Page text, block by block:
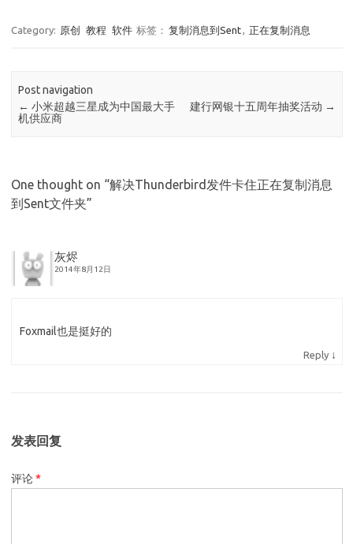
Category: 原创 教程 软件 标签： 复制消息到Sent, 正在复制消息
Post navigation
← 小米超越三星成为中国最大手
机供应商
建行网银十五周年抽奖活动 →
One thought on “解决Thunderbird发件卡住正在复制消息
到Sent文件夹”
灰烬
2014年8月12日
Foxmail也是挺好的
Reply ↓
发表回复
评论*